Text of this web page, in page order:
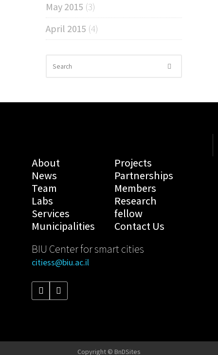
May 2015 (3)
April 2015 (4)
About
News
Team
Labs
Services
Municipalities
Projects
Partnerships
Members
Research
fellow
Contact Us
BIU Center for smart cities
citiess@biu.ac.il
Copyright © BnDSites